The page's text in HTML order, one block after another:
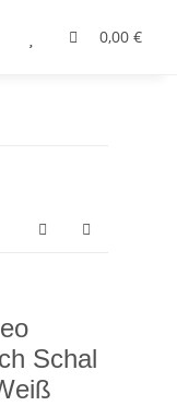
0,00 €
Schal